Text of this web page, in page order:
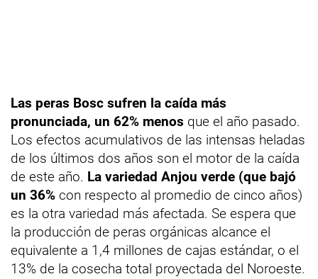
Las peras Bosc sufren la caída más
pronunciada, un 62% menos que el año pasado.
Los efectos acumulativos de las intensas heladas
de los últimos dos años son el motor de la caída
de este año. La variedad Anjou verde (que bajó
un 36% con respecto al promedio de cinco años)
es la otra variedad más afectada. Se espera que
la producción de peras orgánicas alcance el
equivalente a 1,4 millones de cajas estándar, o el
13% de la cosecha total proyectada del Noroeste.